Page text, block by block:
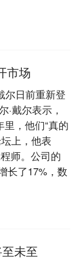
市场
尔日前重新登
·戴尔表示，
里，他们“真的
上，他表
师。公司的
长了17%，数
未至